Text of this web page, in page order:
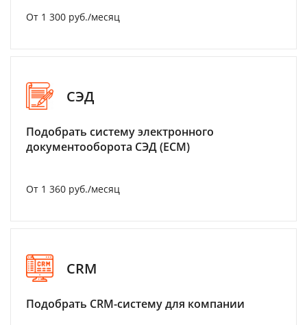
От 1 300 руб./месяц
СЭД
Подобрать систему электронного
документооборота СЭД (ECM)
От 1 360 руб./месяц
CRM
Подобрать CRM-систему для компании